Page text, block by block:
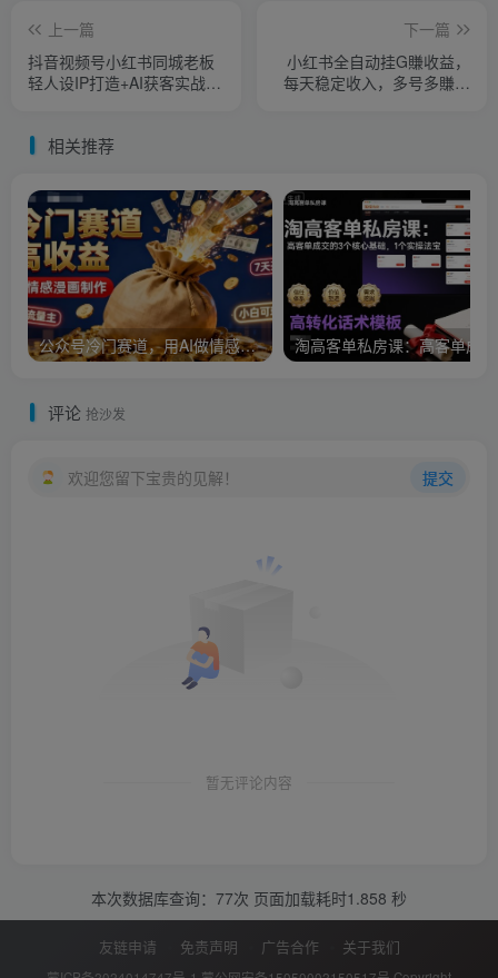
上一篇
抖音视频号小红书同城老板
轻人设IP打造+AI获客实战
下一篇
小红书全自动挂G賺收益，
每天稳定收入，多号多賺，
相关推荐
公众号冷门赛道，用AI做情感漫画，7天开通流量主，操作简单，小白可玩
评论 抢沙发
欢迎您留下宝贵的见解！ 提交
暂无评论内容
本次数据库查询：77次 页面加载耗时1.858 秒
友链申请 免责声明 广告合作 关于我们